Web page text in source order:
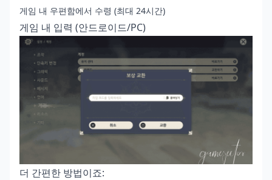
게임 내 우편함에서 수령 (최대 24시간)
게임 내 입력 (안드로이드/PC)
더 간편한 방법이죠: